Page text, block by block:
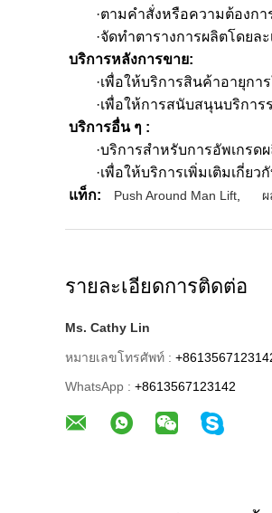
·ตามคำสั่งหรือความต้องก
·จัดทำตารางการผลิตโดยล
บริการหลังการขาย:
·เพื่อให้บริการสินค้าอายุก
·เพื่อให้การสนับสนุนบริการ
บริการอื่น ๆ :
·บริการสำหรับการอัพเกร
·เพื่อให้บริการเพิ่มเติมเกี่ย
แท็ก:
Push Around Man Lift
รายละเอียดการติดต่อ
Ms. Cathy Lin
หมายเลขโทรศัพท์ :
WhatsApp : +8613567123142